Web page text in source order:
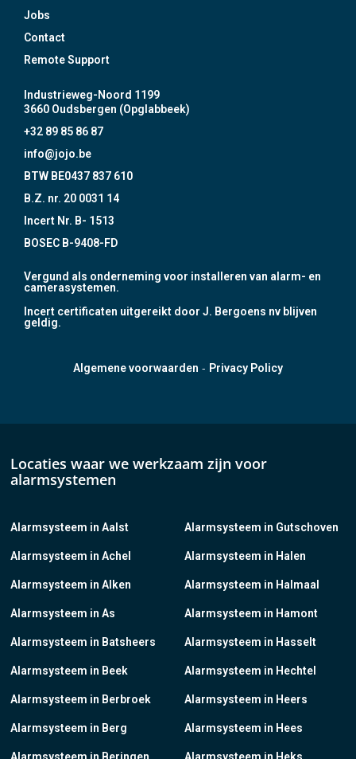
Jobs
Contact
Remote Support
Industrieweg-Noord 1199
3660 Oudsbergen (Opglabbeek)
+32 89 85 86 87
info@jojo.be
BTW BE0437 837 610
B.Z. nr. 20 0031 14
Incert Nr. B- 1513
BOSEC B-9408-FD
Vergund als onderneming voor installeren van alarm- en
camerasystemen.
Incert certificaten uitgereikt door J. Bergoens nv blijven
geldig.
Algemene voorwaarden - Privacy Policy
Locaties waar we werkzaam zijn voor
alarmsystemen
Alarmsysteem in Aalst
Alarmsysteem in Achel
Alarmsysteem in Alken
Alarmsysteem in As
Alarmsysteem in Batsheers
Alarmsysteem in Beek
Alarmsysteem in Berbroek
Alarmsysteem in Berg
Alarmsysteem in Gutschoven
Alarmsysteem in Halen
Alarmsysteem in Halmaal
Alarmsysteem in Hamont
Alarmsysteem in Hasselt
Alarmsysteem in Hechtel
Alarmsysteem in Heers
Alarmsysteem in Hees